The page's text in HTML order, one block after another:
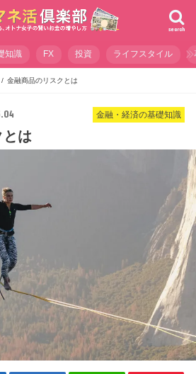
search
知識 FX 投資 ライフスタイル
金融商品のリスクとは
金融・経済の基礎知識
は